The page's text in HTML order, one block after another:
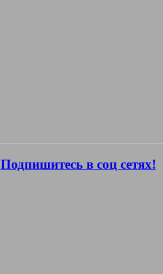
Подпишитесь в соц сетях!